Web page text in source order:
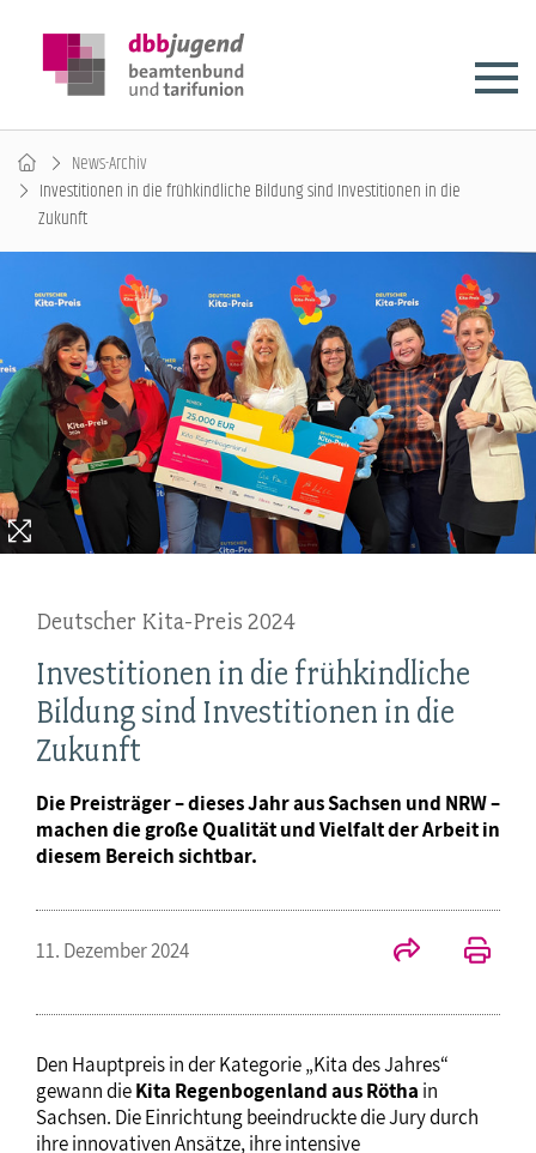
News-Archiv
Investitionen in die frühkindliche Bildung sind Investitionen in die
Zukunft
Deutscher Kita-Preis 2024
Investitionen in die frühkindliche
Bildung sind Investitionen in die
Zukunft
Die Preisträger – dieses Jahr aus Sachsen und NRW –
machen die große Qualität und Vielfalt der Arbeit in
diesem Bereich sichtbar.
11. Dezember 2024
Den Hauptpreis in der Kategorie „Kita des Jahres“
gewann dieKita Regenbogenland aus Rötha in
Sachsen. Die Einrichtung beeindruckte die Jury durch
ihre innovativen Ansätze, ihre intensive